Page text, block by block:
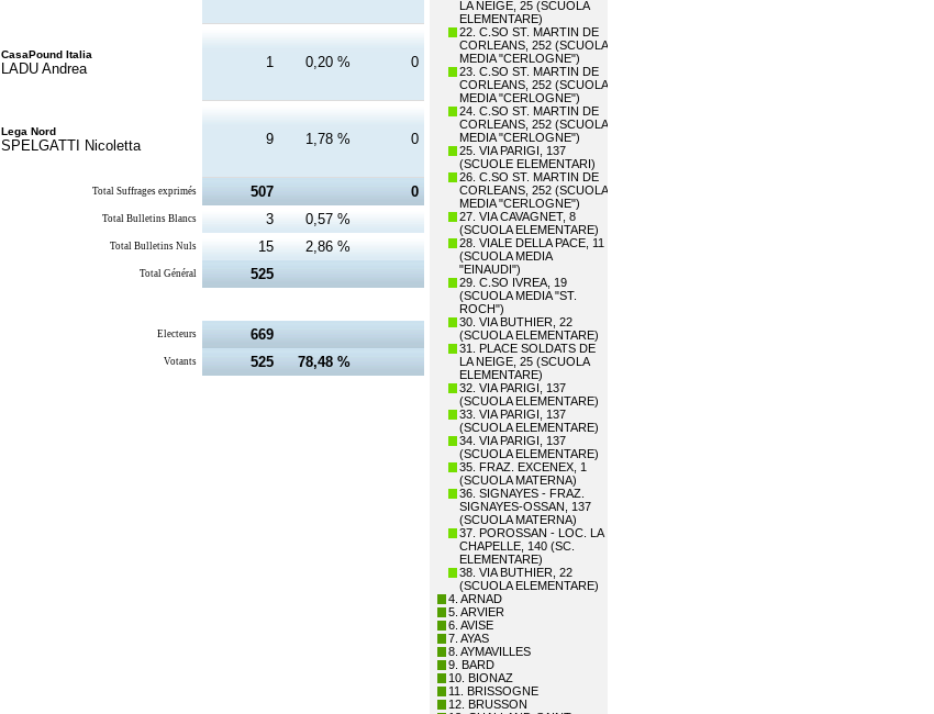
CasaPound Italia
LADU Andrea 1 0,20 % 0
Lega Nord
SPELGATTI Nicoletta 9 1,78 % 0
Total Suffrages exprimés 507 0
Total Bulletins Blancs 3 0,57 %
Total Bulletins Nuls 15 2,86 %
Total Général 525
Electeurs 669
Votants 525 78,48 %
LA NEIGE, 25 (SCUOLA
ELEMENTARE)
22. C.SO ST. MARTIN DE
CORLEANS, 252 (SCUOLA
MEDIA "CERLOGNE")
23. C.SO ST. MARTIN DE
CORLEANS, 252 (SCUOLA
MEDIA "CERLOGNE")
24. C.SO ST. MARTIN DE
CORLEANS, 252 (SCUOLA
MEDIA "CERLOGNE")
25. VIA PARIGI, 137
(SCUOLE ELEMENTARI)
26. C.SO ST. MARTIN DE
CORLEANS, 252 (SCUOLA
MEDIA "CERLOGNE")
27. VIA CAVAGNET, 8
(SCUOLA ELEMENTARE)
28. VIALE DELLA PACE, 11
(SCUOLA MEDIA
"EINAUDI")
29. C.SO IVREA, 19
(SCUOLA MEDIA "ST.
ROCH")
30. VIA BUTHIER, 22
(SCUOLA ELEMENTARE)
31. PLACE SOLDATS DE
LA NEIGE, 25 (SCUOLA
ELEMENTARE)
32. VIA PARIGI, 137
(SCUOLA ELEMENTARE)
33. VIA PARIGI, 137
(SCUOLA ELEMENTARE)
34. VIA PARIGI, 137
(SCUOLA ELEMENTARE)
35. FRAZ. EXCENEX, 1
(SCUOLA MATERNA)
36. SIGNAYES - FRAZ.
SIGNAYES-OSSAN, 137
(SCUOLA MATERNA)
37. POROSSAN - LOC. LA
CHAPELLE, 140 (SC.
ELEMENTARE)
38. VIA BUTHIER, 22
(SCUOLA ELEMENTARE)
4. ARNAD
5. ARVIER
6. AVISE
7. AYAS
8. AYMAVILLES
9. BARD
10. BIONAZ
11. BRISSOGNE
12. BRUSSON